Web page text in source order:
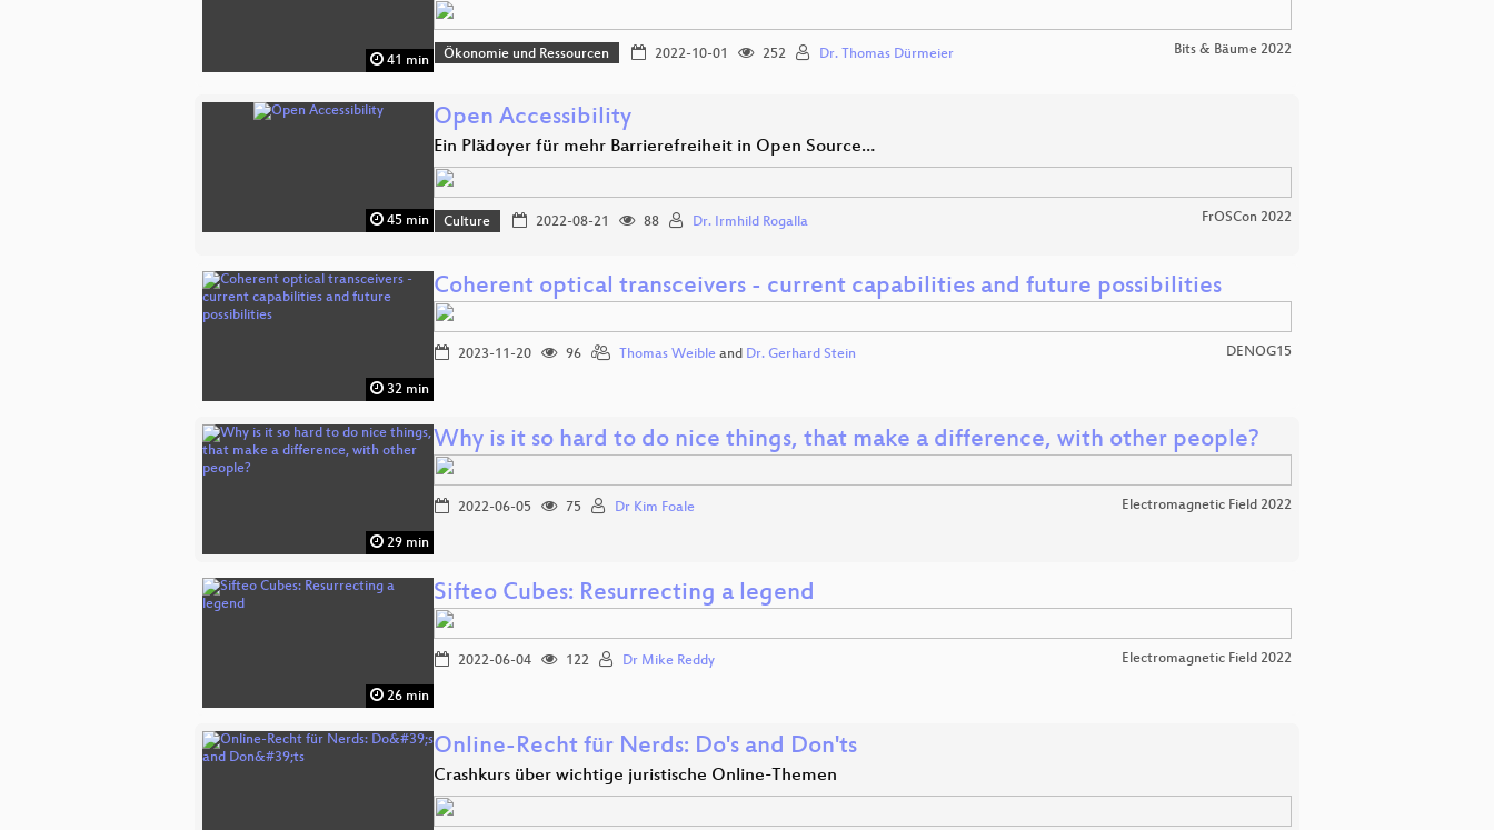
41 min Ökonomie und Ressourcen 2022-10-01 252 Dr. Thomas Dürmeier Bits & Bäume 2022
45 min
Open Accessibility
Ein Plädoyer für mehr Barrierefreiheit in Open Source…
Culture 2022-08-21 88 Dr. Irmhild Rogalla FrOSCon 2022
32 min
Coherent optical transceivers - current capabilities and future possibilities
2023-11-20 96 Thomas Weible and Dr. Gerhard Stein DENOG15
29 min
Why is it so hard to do nice things, that make a difference, with other people?
2022-06-05 75 Dr Kim Foale Electromagnetic Field 2022
26 min
Sifteo Cubes: Resurrecting a legend
2022-06-04 122 Dr Mike Reddy Electromagnetic Field 2022
Online-Recht für Nerds: Do's and Don'ts
Crashkurs über wichtige juristische Online-Themen